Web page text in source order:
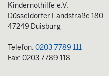
Kindernothilfe e.V.
Düsseldorfer Landstraße 180
47249 Duisburg
Telefon: 0203 7789 111
Fax: 0203 7789 118